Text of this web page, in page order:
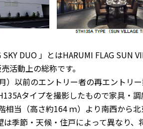
DUO 」とはHARUMI FLAG SUN
活動上の総称です。
以前のエントリー者の再エントリー
タイプを撮影したもので家具・
相当（高さ約164 ｍ）より南西から
は季節・天候・住戸によって異なり